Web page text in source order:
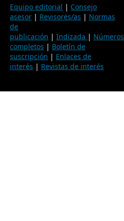
Equipo editorial | Consejo
asesor | Revisores/as | Normas
de
publicación | Indizada | Números
completos | Boletín de
suscripción | Enlaces de
interés | Revistas de interés